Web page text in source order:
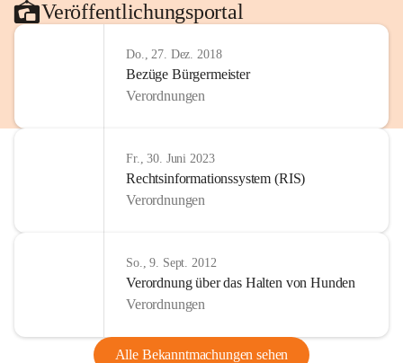
Veröffentlichungsportal
Do., 27. Dez. 2018
Bezüge Bürgermeister
Verordnungen
Fr., 30. Juni 2023
Rechtsinformationssystem (RIS)
Verordnungen
So., 9. Sept. 2012
Verordnung über das Halten von Hunden
Verordnungen
Alle Bekanntmachungen sehen